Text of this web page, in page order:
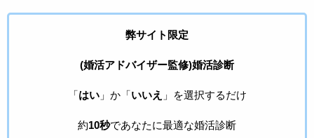
弊サイト限定
(婚活アドバイザー監修)婚活診断
「はい」か「いいえ 」を選択するだけ
約10秒であなたに最適な婚活診断